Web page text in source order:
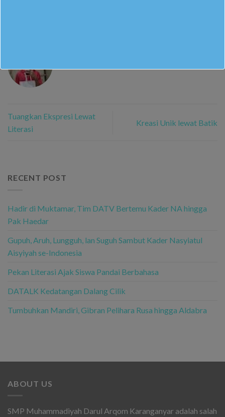
Tuangkan Ekspresi Lewat
Literasi
Kreasi Unik lewat Batik
RECENT POST
Hadir di Muktamar, Tim DATV Bertemu Kader NA hingga
Pak Haedar
Gupuh, Aruh, Lungguh, lan Suguh Sambut Kader Nasyiatul
Aisyiyah se-Indonesia
Pekan Literasi Ajak Siswa Pandai Berbahasa
DATALK Kedatangan Dalang Cilik
Tumbuhkan Mandiri, Gibran Pelihara Rusa hingga Aldabra
ABOUT US
SMP Muhammadiyah Darul Arqom Karanganyar adalah salah